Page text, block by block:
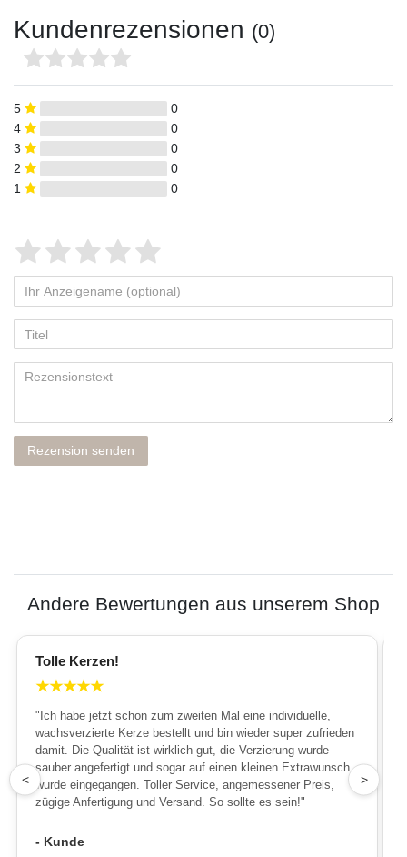
Kundenrezensionen (0)
5
0
4
0
3
0
2
0
1
0
Rezension senden
Andere Bewertungen aus unserem Shop
Tolle Kerzen!
★★★★★
"Ich habe jetzt schon zum zweiten Mal eine individuelle,
wachsverzierte Kerze bestellt und bin wieder super zufrieden
damit. Die Qualität ist wirklich gut, die Verzierung wurde
sauber angefertigt und sogar auf einen kleinen Extrawunsch
wurde eingegangen. Toller Service, angemessener Preis,
zügige Anfertigung und Versand. So sollte es sein!"
- Kunde
< >